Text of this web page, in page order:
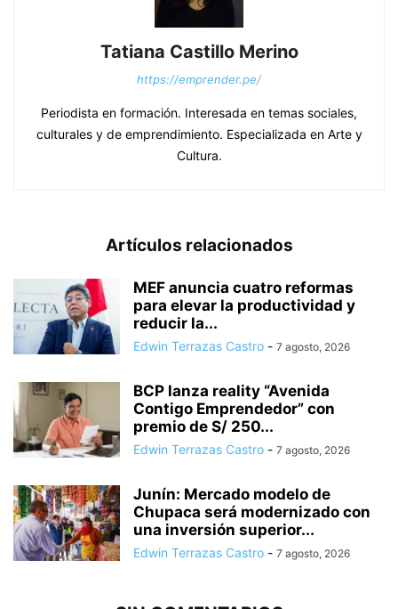
Tatiana Castillo Merino
https://emprender.pe/
Periodista en formación. Interesada en temas sociales,
culturales y de emprendimiento. Especializada en Arte y
Cultura.
Artículos relacionados
MEF anuncia cuatro reformas
para elevar la productividad y
reducir la...
Edwin Terrazas Castro - 7 agosto, 2026
BCP lanza reality “Avenida
Contigo Emprendedor” con
premio de S/ 250...
Edwin Terrazas Castro - 7 agosto, 2026
Junín: Mercado modelo de
Chupaca será modernizado con
una inversión superior...
Edwin Terrazas Castro - 7 agosto, 2026